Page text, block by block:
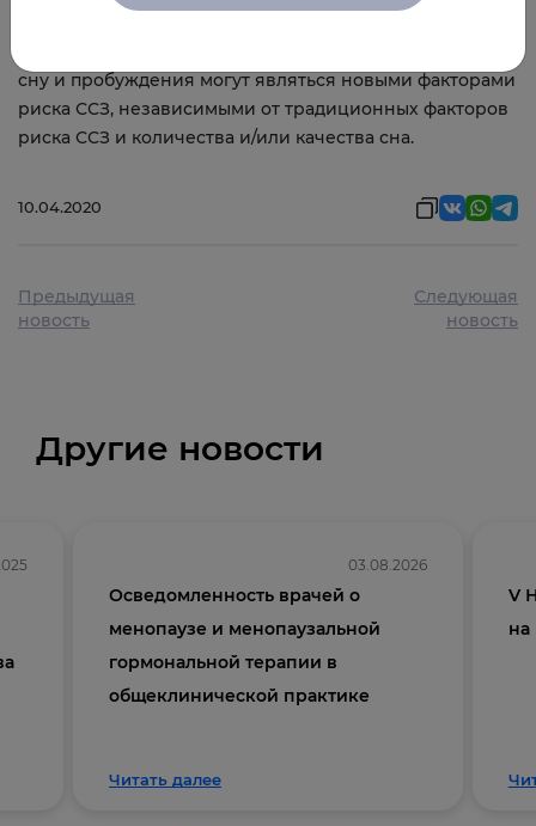
сну и пробуждения могут являться новыми факторами
риска ССЗ, независимыми от традиционных факторов
риска ССЗ и количества и/или качества сна.
10.04.2020
Предыдущая
новость
Следующая
новость
Другие новости
03.08.2026
Осведомленность врачей о
менопаузе и менопаузальной
гормональной терапии в
общеклинической практике
Читать далее
V
на